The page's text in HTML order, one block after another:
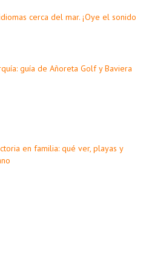
cerca del mar. ¡Oye el sonido
guía de Añoreta Golf y Baviera
en familia: qué ver, playas y